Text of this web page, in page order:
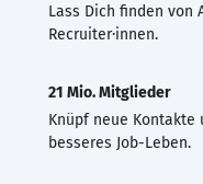
Lass Dich finden von
Recruiter·innen.
21 Mio. Mitglieder
Knüpf neue
besseres Job-Leben.